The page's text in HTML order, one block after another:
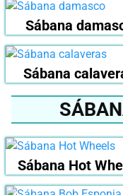
Sábana
Sábana
Sábana Hot